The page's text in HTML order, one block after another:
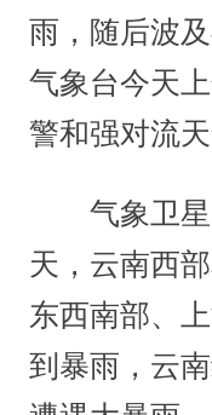
雨，随后波
气象台今天
警和强对流
气象卫星
天，云南西
东西南部、
到暴雨，云